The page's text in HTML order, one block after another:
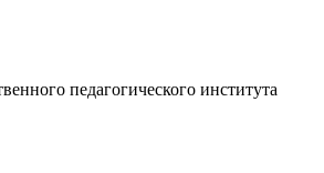
педагогического института